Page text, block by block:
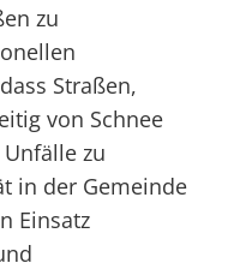
zu
Straßen,
von Schnee
zu
in der Gemeinde
Einsatz